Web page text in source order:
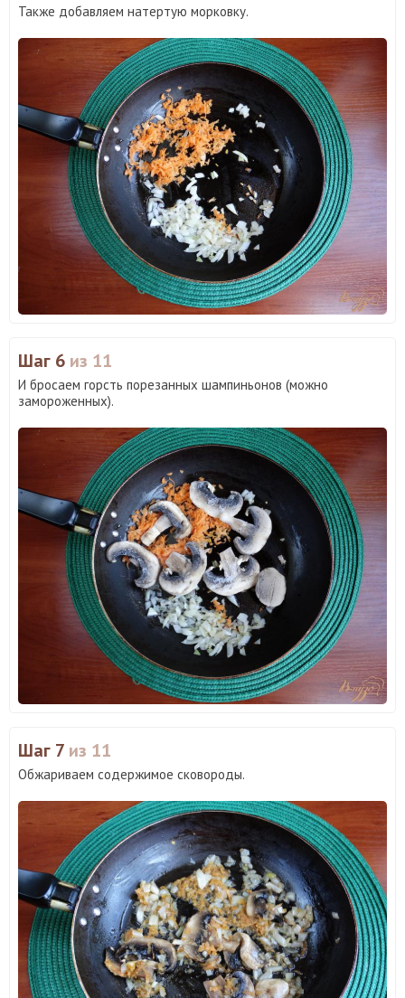
Также добавляем натертую морковку.
Шаг 6 из 11
И бросаем горсть порезанных шампиньонов (можно
замороженных).
Шаг 7 из 11
Обжариваем содержимое сковороды.